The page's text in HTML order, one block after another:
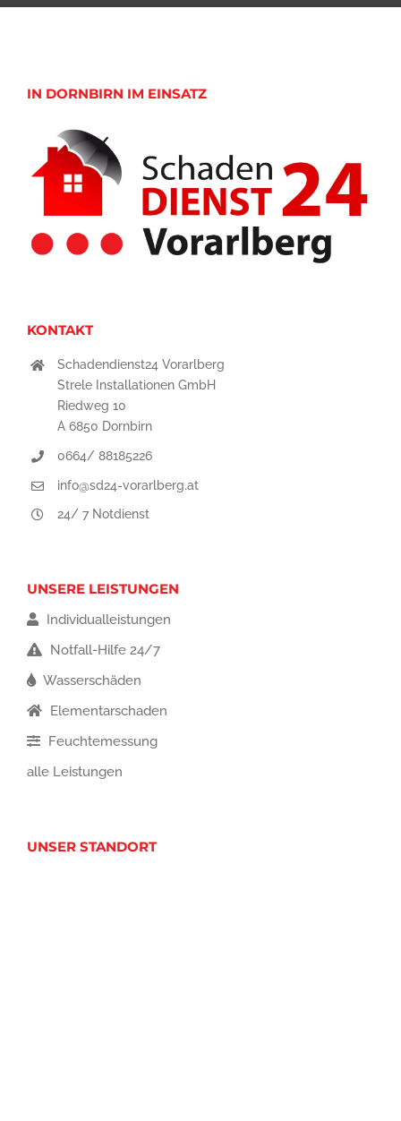
IN DORNBIRN IM EINSATZ
KONTAKT
Schadendienst24 Vorarlberg
Strele Installationen GmbH
Riedweg 10
A 6850 Dornbirn
0664/ 88185226
info@sd24-vorarlberg.at
24/ 7 Notdienst
UNSERE LEISTUNGEN
Individualleistungen
Notfall-Hilfe 24/7
Wasserschäden
Elementarschaden
Feuchtemessung
alle Leistungen
UNSER STANDORT